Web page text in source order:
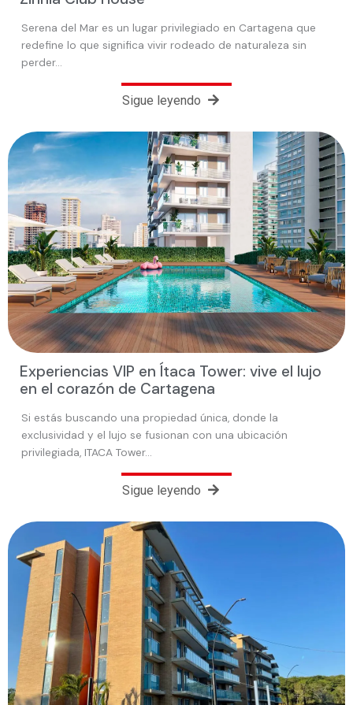
Serena del Mar es un lugar privilegiado en Cartagena que
redefine lo que significa vivir rodeado de naturaleza sin
perder…
Sigue leyendo
Experiencias VIP en Ítaca Tower: vive el lujo
en el corazón de Cartagena
Si estás buscando una propiedad única, donde la
exclusividad y el lujo se fusionan con una ubicación
privilegiada, ITACA Tower…
Sigue leyendo